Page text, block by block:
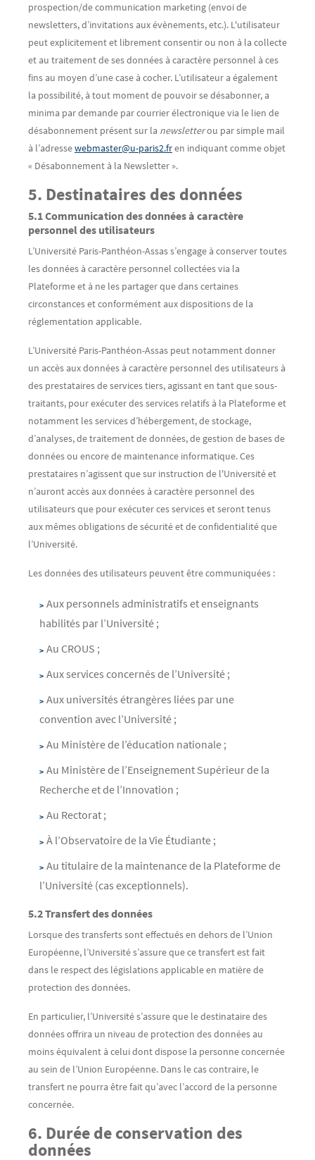
prospection/de communication marketing (envoi de
newsletters, d’invitations aux évènements, etc.). L'utilisateur
peut explicitement et librement consentir ou non à la collecte
et au traitement de ses données à caractère personnel à ces
fins au moyen d’une case à cocher. L’utilisateur a également
la possibilité, à tout moment de pouvoir se désabonner, a
minima par demande par courrier électronique via le lien de
désabonnement présent sur la newsletterou par simple mail
à l’adressewebmaster@u-paris2.fren indiquant comme objet
« Désabonnement à la Newsletter ».
5. Destinataires des données
5.1 Communication des données à caractère
personnel des utilisateurs
L’Université Paris-Panthéon-Assas s’engage à conserver toutes
les données à caractère personnel collectées via la
Plateforme et à ne les partager que dans certaines
circonstances et conformément aux dispositions de la
réglementation applicable.
L’Université Paris-Panthéon-Assas peut notamment donner
un accès aux données à caractère personnel des utilisateurs à
des prestataires de services tiers, agissant en tant que sous-
traitants, pour exécuter des services relatifs à la Plateforme et
notamment les services d’hébergement, de stockage,
d’analyses, de traitement de données, de gestion de bases de
données ou encore de maintenance informatique. Ces
prestataires n’agissent que sur instruction de l'Université et
n’auront accès aux données à caractère personnel des
utilisateurs que pour exécuter ces services et seront tenus
aux mêmes obligations de sécurité et de confidentialité que
l’Université.
Les données des utilisateurs peuvent être communiquées :
Aux personnels administratifs et enseignants
habilités par l’Université ;
Au CROUS ;
Aux services concernés de l’Université ;
Aux universités étrangères liées par une
convention avec l’Université ;
Au Ministère de l’éducation nationale ;
Au Ministère de l’Enseignement Supérieur de la
Recherche et de l’Innovation ;
Au Rectorat ;
À l’Observatoire de la Vie Étudiante ;
Au titulaire de la maintenance de la Plateforme de
l’Université (cas exceptionnels).
5.2 Transfert des données
Lorsque des transferts sont effectués en dehors de l’Union
Européenne, l’Université s’assure que ce transfert est fait
dans le respect des législations applicable en matière de
protection des données.
En particulier, l’Université s’assure que le destinataire des
données offrira un niveau de protection des données au
moins équivalent à celui dont dispose la personne concernée
au sein de l’Union Européenne. Dans le cas contraire, le
transfert ne pourra être fait qu’avec l’accord de la personne
concernée.
6. Durée de conservation des
données